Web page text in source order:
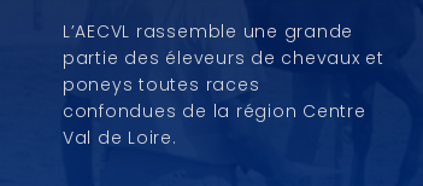
L’AECVL rassemble une grande
partie des éleveurs de chevaux et
poneys toutes races
confondues de la région Centre
Val de Loire.